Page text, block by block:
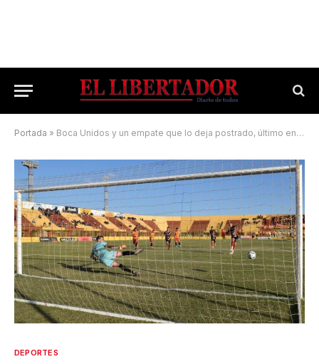
Portada » Boca Unidos y un empate que lo deja postrado, último en las posiciones
DEPORTES